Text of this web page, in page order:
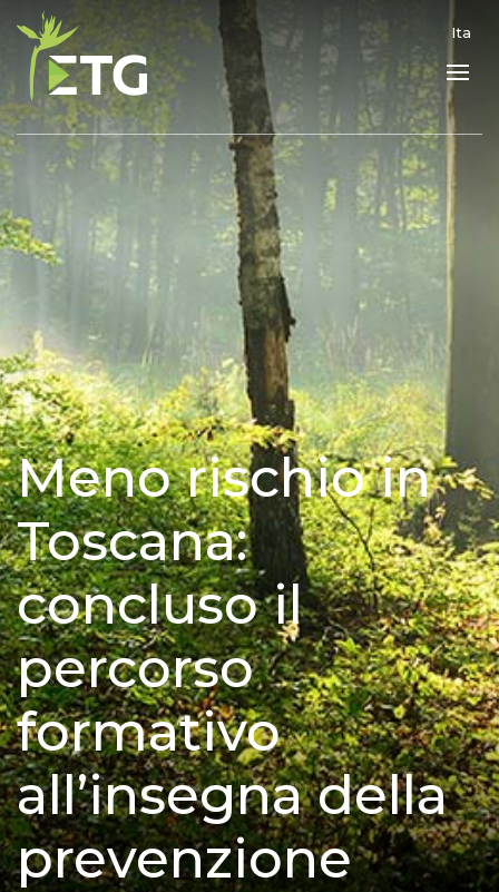
Ita
Meno rischio in
Toscana:
concluso il
percorso
formativo
all’insegna della
prevenzione